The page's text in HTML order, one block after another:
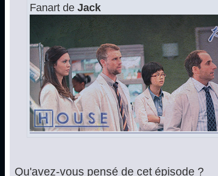
Fanart de Jack
Qu'avez-vous pensé de cet épisode ?